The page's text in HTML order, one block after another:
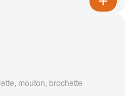
mouton, brochette